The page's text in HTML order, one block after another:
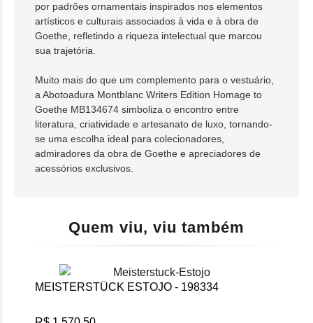
por padrões ornamentais inspirados nos elementos
artísticos e culturais associados à vida e à obra de
Goethe, refletindo a riqueza intelectual que marcou
sua trajetória.
Muito mais do que um complemento para o vestuário,
a Abotoadura Montblanc Writers Edition Homage to
Goethe MB134674 simboliza o encontro entre
literatura, criatividade e artesanato de luxo, tornando-
se uma escolha ideal para colecionadores,
admiradores da obra de Goethe e apreciadores de
acessórios exclusivos.
Quem viu, viu também
MEISTERSTÜCK ESTOJO - 198334